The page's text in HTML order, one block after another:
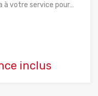
à votre service pour…
inclus